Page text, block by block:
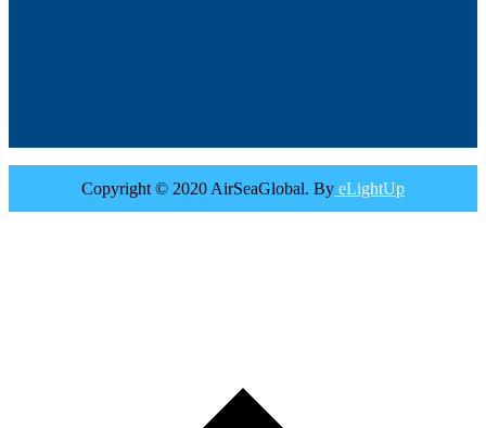
Copyright © 2020 AirSeaGlobal. By eLightUp